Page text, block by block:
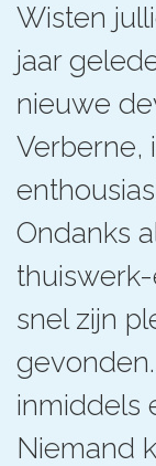
Wisten
jaar
nieuwe
Verberne,
Ondanks
snel zijn
inmiddels
Niemand